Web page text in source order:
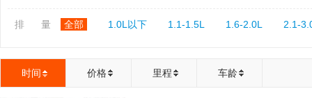
排 量 全部 1.0L以下 1.1-1.5L 1.6-2.0L 2.1-
时间 价格 里程 车龄